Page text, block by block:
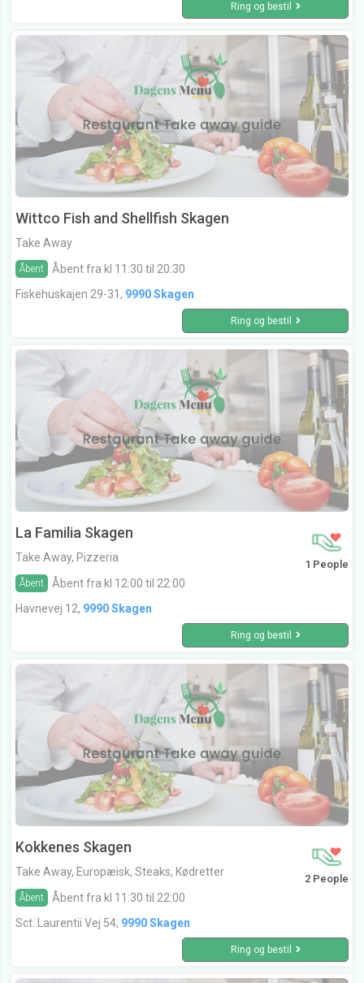
Ring og bestil
Wittco Fish and Shellfish Skagen
Take Away
Åbent
Åbent fra kl 11:30 til 20:30
Fiskehuskajen 29-31, 9990 Skagen
Ring og bestil
La Familia Skagen
Take Away, Pizzeria
Åbent Åbent fra kl 12:00 til 22:00
1 People
Havnevej 12, 9990 Skagen
Ring og bestil
Kokkenes Skagen
Take Away, Europæisk, Steaks, Kødretter
Åbent Åbent fra kl 11:30 til 22:00
2 People
Sct. Laurentii Vej 54, 9990 Skagen
Ring og bestil